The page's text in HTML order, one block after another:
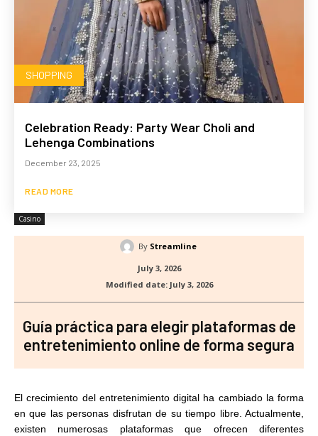
SHOPPING
Celebration Ready: Party Wear Choli and
Lehenga Combinations
December 23, 2025
READ MORE
Casino
By Streamline
July 3, 2026
Modified date: July 3, 2026
Guía práctica para elegir plataformas de
entretenimiento online de forma segura
El crecimiento del entretenimiento digital ha cambiado la forma
en que las personas disfrutan de su tiempo libre. Actualmente,
existen numerosas plataformas que ofrecen diferentes